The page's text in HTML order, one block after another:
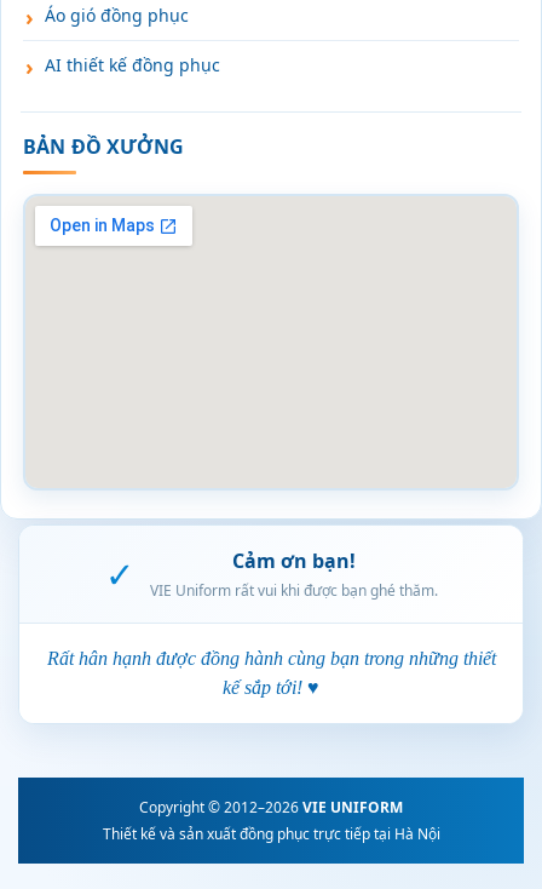
Áo gió đồng phục
AI thiết kế đồng phục
BẢN ĐỒ XƯỞNG
✓ Cảm ơn bạn!
VIE Uniform rất vui khi được bạn ghé thăm.
Rất hân hạnh được đồng hành cùng bạn trong những thiết
kế sắp tới! ♥
Copyright © 2012–2026VIE UNIFORM
Thiết kế và sản xuất đồng phục trực tiếp tại Hà Nội